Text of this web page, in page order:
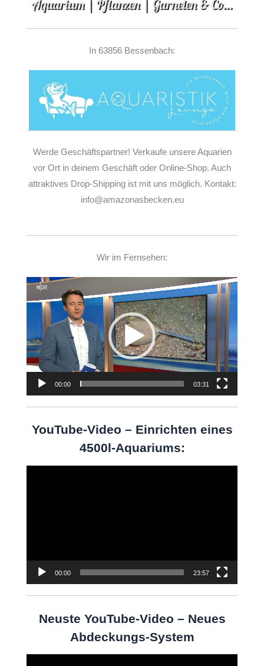
In 63856 Bessenbach:
Werde Geschäftspartner! Verkaufe unsere Aquarien
vor Ort in deinem Geschäft oder Online-Shop. Auch
attraktives Drop-Shipping ist mit uns möglich. Kontakt:
info@amazonasbecken.eu
Wir im Fernsehen:
Player
00:00 03:31
YouTube-Video – Einrichten eines
4500l-Aquariums:
00:00 23:57
Neuste YouTube-Video – Neues
Abdeckungs-System